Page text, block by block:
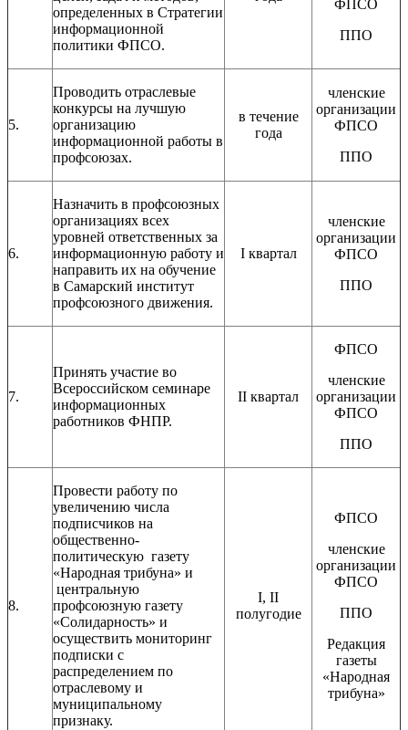
определенных в Стратегии
информационной
политики ФПСО.
ФПСО
ППО
5.
Проводить отраслевые
конкурсы на лучшую
организацию
информационной работы в
профсоюзах.
в течение
года
членские
организации
ФПСО
ППО
6.
Назначить в профсоюзных
организациях всех
уровней ответственных за
информационную работу и
направить их на обучение
в Самарский институт
профсоюзного движения.
I квартал
членские
организации
ФПСО
ППО
7.
Принять участие во
Всероссийском семинаре
информационных
работников ФНПР.
II квартал
ФПСО
членские
организации
ФПСО
ППО
8.
Провести работу по
увеличению числа
подписчиков на
общественно-
политическую газету
«Народная трибуна» и
центральную
профсоюзную газету
«Солидарность» и
осуществить мониторинг
подписки с
распределением по
отраслевому и
муниципальному
признаку.
I, II
полугодие
ФПСО
членские
организации
ФПСО
ППО
Редакция
газеты
«Народная
трибуна»